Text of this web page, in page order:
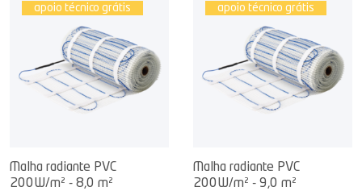
apoio técnico grátis
Malha radiante PVC
200W/m² - 8,0 m²
apoio técnico grátis
Malha radiante PVC
200W/m² - 9,0 m²